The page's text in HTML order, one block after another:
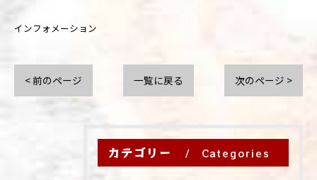
インフォメーション
< 前のページ 一覧に戻る 次のページ >
カテゴリー Categories